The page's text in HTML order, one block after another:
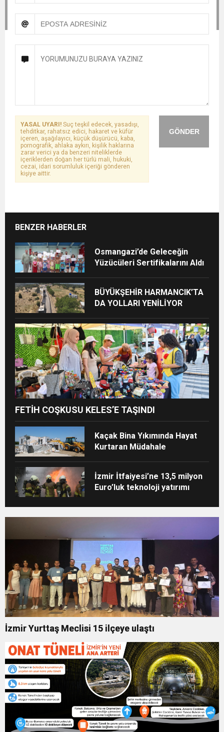
GÖNDER
YASAL UYARI! Suç teşkil edecek, yasadışı,
tehditkar, rahatsız edici, hakaret ve küfür
içeren, aşağılayıcı, küçük düşürücü, kaba,
pornografik, ahlaka aykırı, kişilik haklarına
zarar verici ya da benzeri niteliklerde
içeriklerden doğan her türlü mali, hukuki,
cezai, idari sorumluluk içeriği gönderen
kişiye aittir.
BENZER HABERLER
Osmangazi’de Geleceğin
Yüzücüleri Sertifikalarını Aldı
BÜYÜKŞEHİR HARMANCIK’TA
DA YOLLARI YENİLİYOR
FETİH COŞKUSU KELES’E TAŞINDI
Kaçak Bina Yıkımında Hayat
Kurtaran Müdahale
İzmir İtfaiyesi’ne 13,5 milyon
Euro’luk teknoloji yatırımı
İzmir Yurttaş Meclisi 15 ilçeye ulaştı